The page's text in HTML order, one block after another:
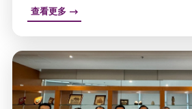
查看更多